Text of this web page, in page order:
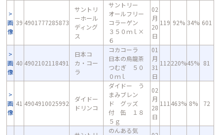
画
像
39 4901777285873
サントリ
ーホール
ディング
ス
サントリー
オールフリー
コラーゲン
３５０ｍｌ×
６
02
月
20
日
119 92% 34% 601
画
像
40 4902102118491
日本コ
カ・コー
ラ
コカコーラ
日本の烏龍茶
つむぎ ５０
０ｍｌ
01
月
31
日
112220%45% 81
画
像
41 4904910025992
ダイドー
ドリンコ
ダイドー う
まみブレン
ド グッズ
付 缶 １８
５ｇ
02
月
28
日
111 463% 8% 72
のんある気